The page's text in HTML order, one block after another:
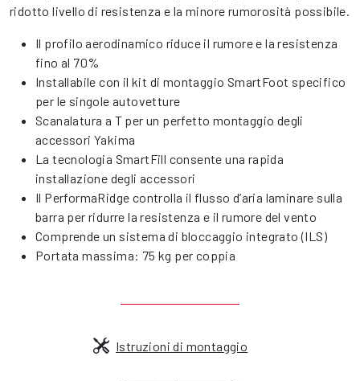
ridotto livello di resistenza e la minore rumorosità possibile.
Il profilo aerodinamico riduce il rumore e la resistenza
fino al 70%
Installabile con il kit di montaggio SmartFoot specifico
per le singole autovetture
Scanalatura a T per un perfetto montaggio degli
accessori Yakima
La tecnologia SmartFill consente una rapida
installazione degli accessori
Il PerformaRidge controlla il flusso d’aria laminare sulla
barra per ridurre la resistenza e il rumore del vento
Comprende un sistema di bloccaggio integrato (ILS)
Portata massima: 75 kg per coppia
Istruzioni di montaggio